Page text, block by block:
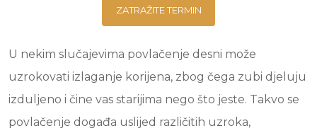
ZATRAŽITE TERMIN
U nekim slučajevima povlačenje desni može
uzrokovati izlaganje korijena, zbog čega zubi djeluju
izduljeno i čine vas starijima nego što jeste. Takvo se
povlačenje događa uslijed različitih uzroka,